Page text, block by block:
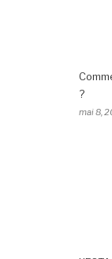
?
mai 8,